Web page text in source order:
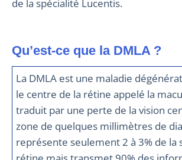
de la spécialité Lucentis.
Qu’est-ce que la DMLA ?
La DMLA est une maladie dégénérative qui affecte
le centre de la rétine appelé la
traduit par une perte de la vision
zone de quelques millimètres de
représente seulement 2 à 3% de la